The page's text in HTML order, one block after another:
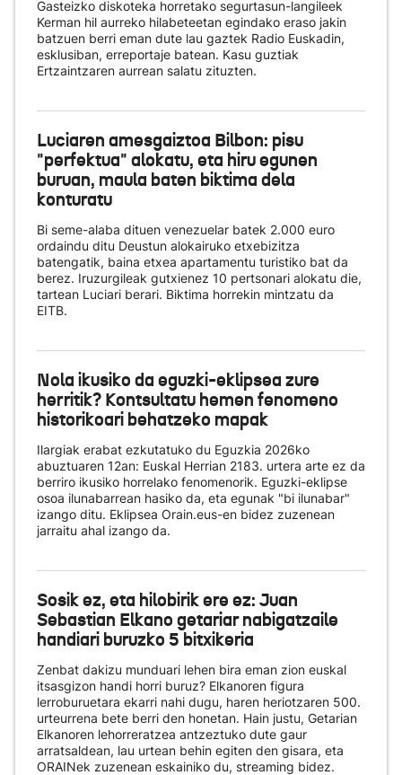
Gasteizko diskoteka horretako segurtasun-langileek
Kerman hil aurreko hilabeteetan egindako eraso jakin
batzuen berri eman dute lau gaztek Radio Euskadin,
esklusiban, erreportaje batean. Kasu guztiak
Ertzaintzaren aurrean salatu zituzten.
Luciaren amesgaiztoa Bilbon: pisu
"perfektua" alokatu, eta hiru egunen
buruan, maula baten biktima dela
konturatu
Bi seme-alaba dituen venezuelar batek 2.000 euro
ordaindu ditu Deustun alokairuko etxebizitza
batengatik, baina etxea apartamentu turistiko bat da
berez. Iruzurgileak gutxienez 10 pertsonari alokatu die,
tartean Luciari berari. Biktima horrekin mintzatu da
EITB.
Nola ikusiko da eguzki-eklipsea zure
herritik? Kontsultatu hemen fenomeno
historikoari behatzeko mapak
Ilargiak erabat ezkutatuko du Eguzkia 2026ko
abuztuaren 12an: Euskal Herrian 2183. urtera arte ez da
berriro ikusiko horrelako fenomenorik. Eguzki-eklipse
osoa ilunabarrean hasiko da, eta egunak "bi ilunabar"
izango ditu. Eklipsea Orain.eus-en bidez zuzenean
jarraitu ahal izango da.
Sosik ez, eta hilobirik ere ez: Juan
Sebastian Elkano getariar nabigatzaile
handiari buruzko 5 bitxikeria
Zenbat dakizu munduari lehen bira eman zion euskal
itsasgizon handi horri buruz? Elkanoren figura
lerroburuetara ekarri nahi dugu, haren heriotzaren 500.
urteurrena bete berri den honetan. Hain justu, Getarian
Elkanoren lehorreratzea antzeztuko dute gaur
arratsaldean, lau urtean behin egiten den gisara, eta
ORAINek zuzenean eskainiko du, streaming bidez.